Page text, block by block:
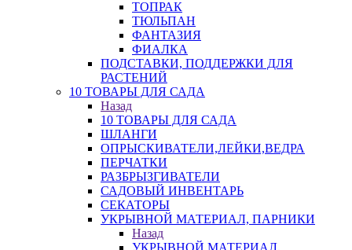
ТОПРАК
ТЮЛЬПАН
ФАНТАЗИЯ
ФИАЛКА
ПОДСТАВКИ, ПОДДЕРЖКИ ДЛЯ
РАСТЕНИЙ
10 ТОВАРЫ ДЛЯ САДА
Назад
10 ТОВАРЫ ДЛЯ САДА
ШЛАНГИ
ОПРЫСКИВАТЕЛИ,ЛЕЙКИ,ВЕДРА
ПЕРЧАТКИ
РАЗБРЫЗГИВАТЕЛИ
САДОВЫЙ ИНВЕНТАРЬ
СЕКАТОРЫ
УКРЫВНОЙ МАТЕРИАЛ, ПАРНИКИ
Назад
УКРЫВНОЙ МАТЕРИАЛ,